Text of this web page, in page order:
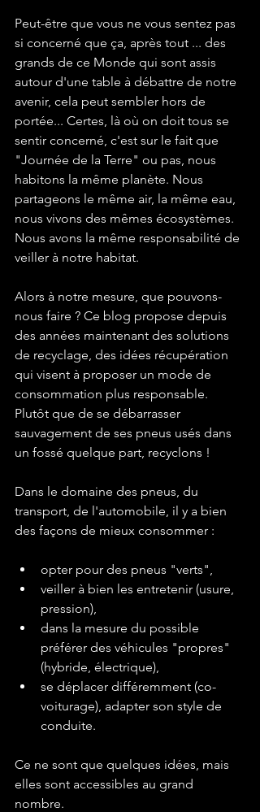
Peut-être que vous ne vous sentez pas
si concerné que ça, après tout ... des
grands de ce Monde qui sont assis
autour d'une table à débattre de notre
avenir, cela peut sembler hors de
portée... Certes, là où on doit tous se
sentir concerné, c'est sur le fait que
"Journée de la Terre" ou pas, nous
habitons la même planète. Nous
partageons le même air, la même eau,
nous vivons des mêmes écosystèmes.
Nous avons la même responsabilité de
veiller à notre habitat.
Alors à notre mesure, que pouvons-
nous faire ? Ce blog propose depuis
des années maintenant des solutions
de recyclage, des idées récupération
qui visent à proposer un mode de
consommation plus responsable.
Plutôt que de se débarrasser
sauvagement de ses pneus usés dans
un fossé quelque part, recyclons !
Dans le domaine des pneus, du
transport, de l'automobile, il y a bien
opter pour des pneus "verts",
veiller à bien les entretenir (usure,
pression),
dans la mesure du possible
préférer des véhicules "propres"
(hybride, électrique),
se déplacer différemment (co-
voiturage), adapter son style de
conduite.
Ce ne sont que quelques idées, mais
elles sont accessibles au grand
nombre.